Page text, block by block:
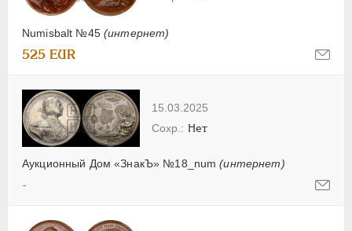
Numisbalt №45 (интернет)
525 EUR
15.03.2025
Аукционный Дом «ЗнакЪ» №18_num(интернет)
Нет
-